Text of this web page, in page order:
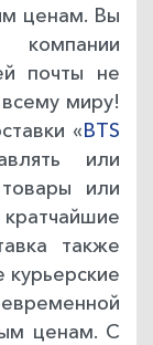
ценам. Вы
почты не
миру!
«BTS
или
или
также
ценам. С